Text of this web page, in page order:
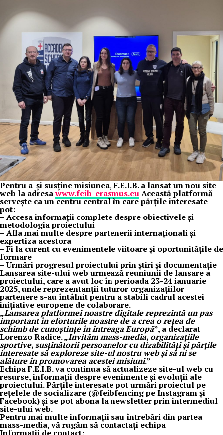
Pentru a-și susține misiunea, F.E.I.B. a lansat un nou site
web la adresawww.feib-erasmus.euAceastă platformă
servește ca un centru central în care părțile interesate
pot:
– Accesa informații complete despre obiectivele și
metodologia proiectului
– Afla mai multe despre partenerii internaționali și
expertiza acestora
– Fi la curent cu evenimentele viitoare și oportunitățile de
formare
– Urmări progresul proiectului prin știri și documentație
Lansarea site-ului web urmează reuniunii de lansare a
proiectului, care a avut loc în perioada 23-24 ianuarie
2025, unde reprezentanții tuturor organizațiilor
partenere s-au întâlnit pentru a stabili cadrul acestei
inițiative europene de colaborare.
„Lansarea platformei noastre digitale reprezintă un pas
important în eforturile noastre de a crea o rețea de
schimb de cunoștințe în întreaga Europă”, a declarat
Lorenzo Radice. „Invităm mass-media, organizațiile
sportive, susținătorii persoanelor cu dizabilități și părțile
interesate să exploreze site-ul nostru web și să ni se
alăture în promovarea acestei misiuni.”
Echipa F.E.I.B. va continua să actualizeze site-ul web cu
resurse, informații despre evenimente și evoluții ale
proiectului. Părțile interesate pot urmări proiectul pe
rețelele de socializare (@feibfencing pe Instagram și
Facebook) și se pot abona la newsletter prin intermediul
site-ului web.
Pentru mai multe informații sau întrebări din partea
mass-media, vă rugăm să contactați echipa
Informații de contact: